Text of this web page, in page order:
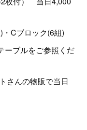
Cブロック(6組)
ーブルをご参照くだ
さんの物販で当日